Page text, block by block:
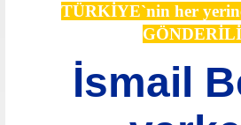
TÜRKİYE`nin her
İsmail